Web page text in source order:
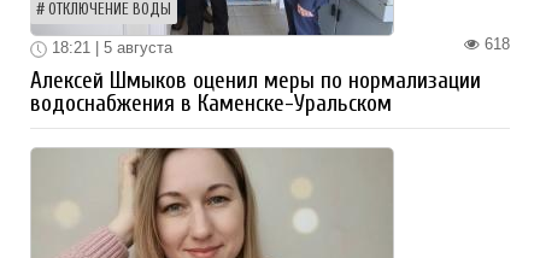
ОТКЛЮЧЕНИЕ ВОДЫ
618
18:21 | 5 августа
Алексей Шмыков оценил меры по нормализации
водоснабжения в Каменске-Уральском